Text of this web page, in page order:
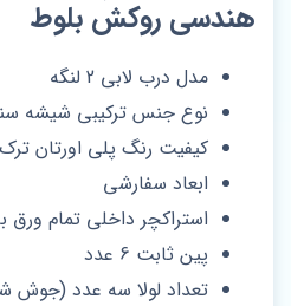
هندسی روکش بلوط
مدل درب لابی 2 لنگه
نوع جنس ترکیبی شیشه
کیفیت رنگ پلی اورتان ترک
ابعاد سفارشی
استراکچر داخلی تمام ورق
پین ثابت 6 عدد
تعداد لولا سه عدد (جوش